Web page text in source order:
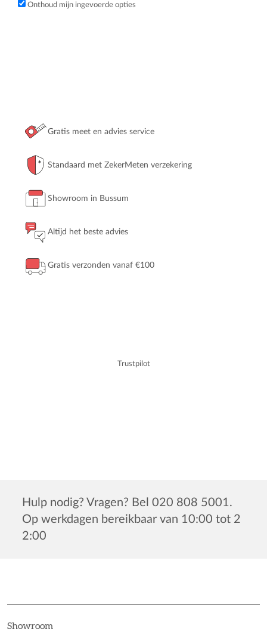
Onthoud mijn ingevoerde opties
Gratis meet en advies service
Standaard met ZekerMeten verzekering
Showroom in Bussum
Altijd het beste advies
Gratis verzonden vanaf €100
Trustpilot
Hulp nodig? Vragen? Bel 020 808 5001.
Op werkdagen bereikbaar van 10:00 tot 2
2:00
Showroom